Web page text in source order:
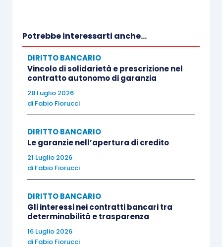
Potrebbe interessarti anche...
DIRITTO BANCARIO
Vincolo di solidarietà e prescrizione nel
contratto autonomo di garanzia
28 Luglio 2026
di Fabio Fiorucci
DIRITTO BANCARIO
Le garanzie nell’apertura di credito
21 Luglio 2026
di Fabio Fiorucci
DIRITTO BANCARIO
Gli interessi nei contratti bancari tra
determinabilità e trasparenza
16 Luglio 2026
di Fabio Fiorucci